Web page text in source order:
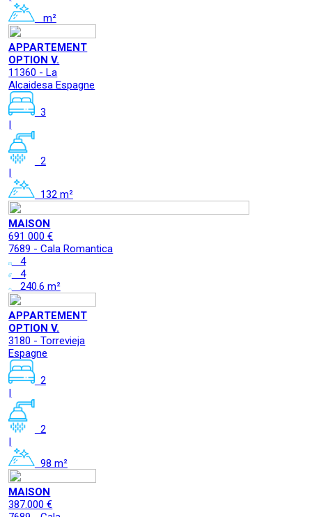
m²
APPARTEMENT
OPTION V.
11360 - La
Alcaidesa Espagne
3
|
2
132 m²
MAISON
691 000 €
7689 - Cala Romantica
4
4
240.6 m²
APPARTEMENT
OPTION V.
3180 - Torrevieja
Espagne
2
|
2
|
98 m²
MAISON
387.000 €